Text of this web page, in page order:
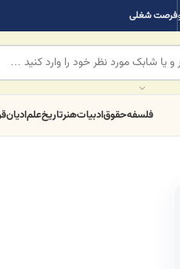
فرصت شغلی
فلسفهحقوقادبیاتهنرتاریخعلمادیان